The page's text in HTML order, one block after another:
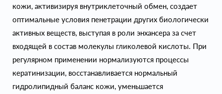
кожи, активизируя внутриклеточный обмен, создает
оптимальные условия пенетрации других биологически
активных веществ, выступая в роли энхансера за счет
входящей в состав молекулы гликолевой кислоты. При
регулярном применении нормализуются процессы
кератинизации, восстанавливается нормальный
гидролипидный баланс кожи, уменьшается